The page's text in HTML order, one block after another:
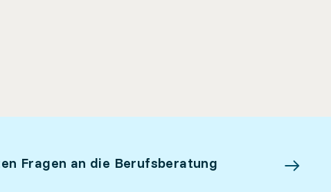
Fragen an die Berufsberatung